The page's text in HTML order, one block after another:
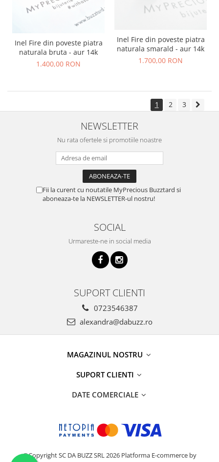
Inel Fire din poveste piatra
naturala smarald - aur 14k
1.700,00 RON
Inel Fire din poveste piatra
naturala bruta - aur 14k
1.400,00 RON
1 2 3
NEWSLETTER
Nu rata ofertele si promotiile noastre
Fii la curent cu noutatile MyPrecious Buzztard si
aboneaza-te la NEWSLETTER-ul nostru!
SOCIAL
Urmareste-ne in social media
SUPORT CLIENTI
0723546387
alexandra@dabuzz.ro
MAGAZINUL NOSTRU
SUPORT CLIENTI
DATE COMERCIALE
©Copyright SC DA BUZZ SRL 2026 Platforma E-commerce by